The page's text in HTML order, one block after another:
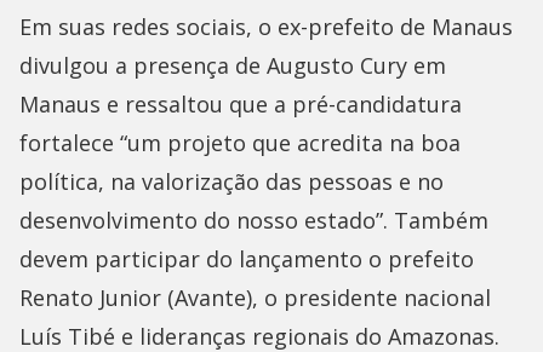
Em suas redes sociais, o ex-prefeito de Manaus
divulgou a presença de Augusto Cury em
Manaus e ressaltou que a pré-candidatura
fortalece “um projeto que acredita na boa
política, na valorização das pessoas e no
desenvolvimento do nosso estado”. Também
devem participar do lançamento o prefeito
Renato Junior (Avante), o presidente nacional
Luís Tibé e lideranças regionais do Amazonas.